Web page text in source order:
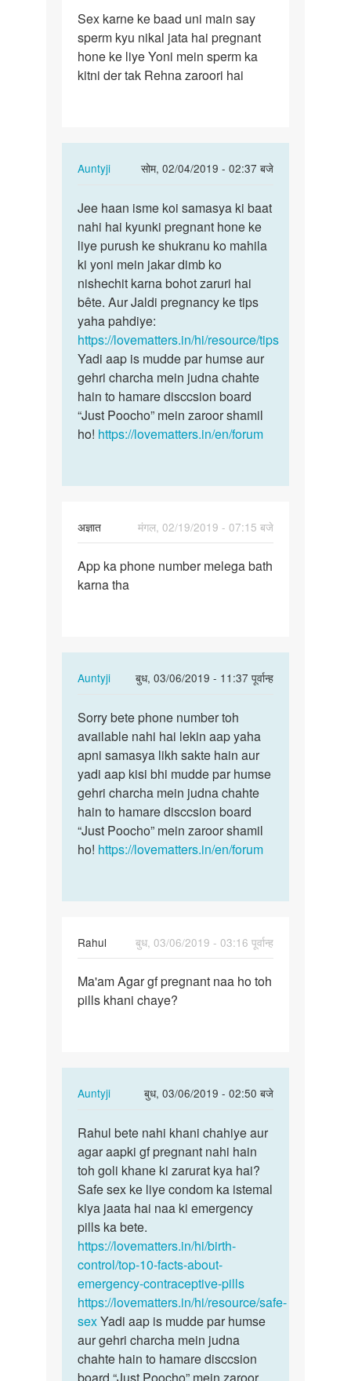
Sex
karne
ke
baad
Sex karne ke baad uni main say
sperm kyu nikal jata hai pregnant
hone ke liye Yoni mein sperm ka
kitni der tak Rehna zaroori hai
Auntyji
सोम, 02/04/2019 - 02:37 बजे
In
to
Sex
karne
ke
baad
uni
main…
by
Suhani
Jee
haan
isme
koi
samasya
ki…
Jee haan isme koi samasya ki baat
nahi hai kyunki pregnant hone ke
liye purush ke shukranu ko mahila
ki yoni mein jakar dimb ko
nishechit karna bohot zaruri hai
bête. Aur Jaldi pregnancy ke tips
yaha pahdiye:
https://lovematters.in/hi/resource/tips
Yadi aap is mudde par humse aur
gehri charcha mein judna chahte
hain to hamare disccsion board
“Just Poocho” mein zaroor shamil
ho! https://lovematters.in/en/forum
अज्ञात
मंगल, 02/19/2019 - 07:15 बजे
App
ka
App ka phone number melega bath
karna tha
Auntyji
बुध, 03/06/2019 - 11:37 पूर्वान्ह
In
to
App
ka
phone
number
melega…
by
अज्ञात
Sorry
bete
phone
number
toh…
Sorry bete phone number toh
available nahi hai lekin aap yaha
apni samasya likh sakte hain aur
yadi aap kisi bhi mudde par humse
gehri charcha mein judna chahte
hain to hamare disccsion board
“Just Poocho” mein zaroor shamil
ho! https://lovematters.in/en/forum
Rahul
बुध, 03/06/2019 - 03:16 पूर्वान्ह
Ma'am
Agar
Ma'am Agar gf pregnant naa ho toh
pills khani chaye?
Auntyji
बुध, 03/06/2019 - 02:50 बजे
In
to
Ma'am
Agar
gf
pregnant
naa…
by
Rahul
Rahul
bete
nahi
khani…
Rahul bete nahi khani chahiye aur
agar aapki gf pregnant nahi hain
toh goli khane ki zarurat kya hai?
Safe sex ke liye condom ka istemal
kiya jaata hai naa ki emergency
pills ka bete.
https://lovematters.in/hi/birth-
control/top-10-facts-about-
emergency-contraceptive-pills
https://lovematters.in/hi/resource/safe-
sexYadi aap is mudde par humse
aur gehri charcha mein judna
chahte hain to hamare disccsion
board “Just Poocho” mein zaroor